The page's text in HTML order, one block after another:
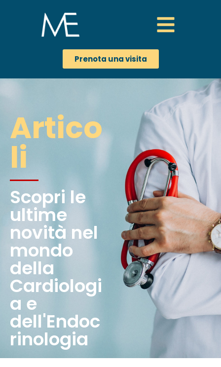
Prenota una visita
Artico
li
Scopri le
ultime
novità nel
mondo
della
Cardiologi
a e
dell'Endoc
rinologia